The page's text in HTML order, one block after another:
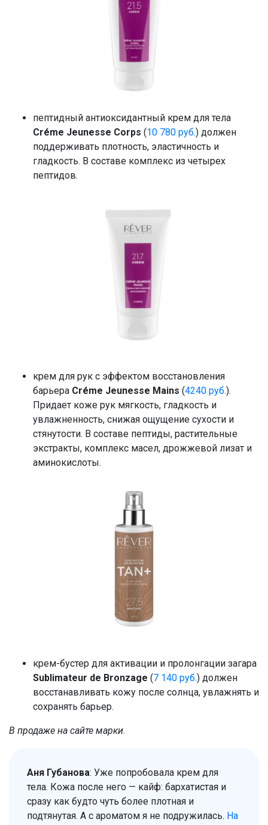
пептидный антиоксидантный крем для тела
Créme Jeunesse Corps (10 780 руб.) должен
поддерживать плотность, эластичность и
гладкость. В составе комплекс из четырех
пептидов.
крем для рук с эффектом восстановления
барьера Créme Jeunesse Mains (4240 руб.).
Придает коже рук мягкость, гладкость и
увлажненность, снижая ощущение сухости и
стянутости. В составе пептиды, растительные
экстракты, комплекс масел, дрожжевой лизат и
аминокислоты.
крем-бустер для активации и пролонгации загара
Sublimateur de Bronzage (7 140 руб.) должен
восстанавливать кожу после солнца, увлажнять и
сохранять барьер.
В продаже на сайте марки.
Аня Губанова: Уже попробовала крем для
тела. Кожа после него — кайф: бархатистая и
сразу как будто чуть более плотная и
подтянутая. А с ароматом я не подружилась. На